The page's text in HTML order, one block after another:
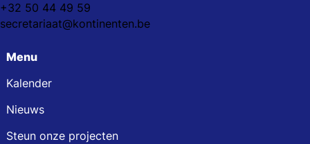
+32 50 44 49 59
secretariaat@kontinenten.be
Menu
Kalender
Nieuws
Steun onze projecten